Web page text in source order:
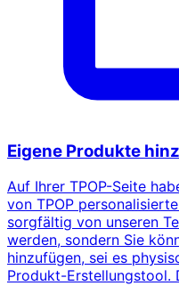
Eigene Produkte
Auf Ihrer TPOP-Seite
von TPOP
sorgfältig von unseren
werden, sondern Sie
hinzufügen, sei es
Produkt-Erstellungstool.